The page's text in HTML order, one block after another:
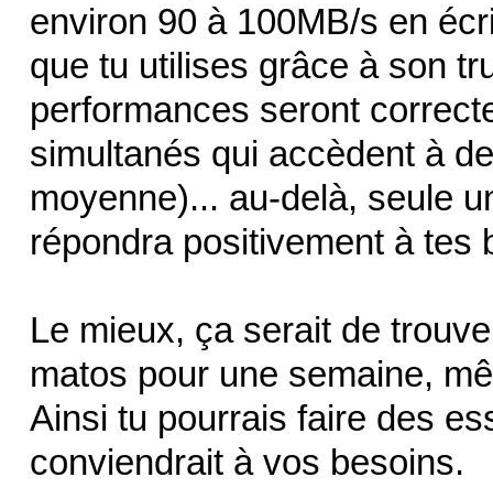
environ 90 à 100MB/s en
que tu utilises grâce à son
performances seront
simultanés qui accèdent à
moyenne)... au-delà, seule
répondra positivement à tes
Le mieux, ça serait de
matos pour une semaine,
Ainsi tu pourrais faire des
conviendrait à vos besoins.